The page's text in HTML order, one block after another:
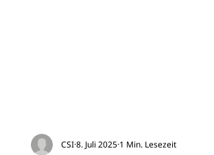
CSI8. Juli 20251 Min. Lesezeit